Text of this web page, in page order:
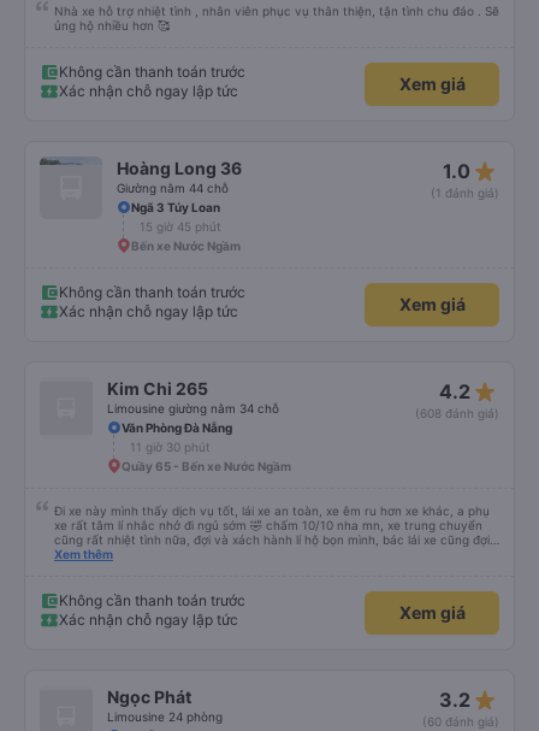
Nhà xe hỗ trợ nhiệt tình , nhân viên phục vụ thân thiện, tận tình chu đáo . Sẽ
ủng hộ nhiều hơn 🥰
Không cần thanh toán trước
Xác nhận chỗ ngay lập tức
Xem giá
Hoàng Long 36
Giường nằm 44 chỗ
1.0 star_rate
(1 đánh giá)
Ngã 3 Túy Loan
15 giờ 45 phút
Bến xe Nước Ngầm
Không cần thanh toán trước
Xác nhận chỗ ngay lập tức
Xem giá
Kim Chi 265
Limousine giường nằm 34 chỗ
4.2 star_rate
(608 đánh giá)
Văn Phòng Đà Nẵng
11 giờ 30 phút
Quầy 65 - Bến xe Nước Ngầm
Đi xe này mình thấy dịch vụ tốt, lái xe an toàn, xe êm ru hơn xe khác, a phụ
xe rất tâm lí nhắc nhở đi ngủ sớm 🤣 chấm 10/10 nha mn, xe trung chuyển
cũng rất nhiệt tình nữa, đợi và xách hành lí hộ bọn mình, bác lái xe cũng đợi
mn đi vệ sinh xong mới đi chứ ko vội vàng mắng khách như xe khác, nên đi
thấy thế
Xem thêm
Không cần thanh toán trước
Xác nhận chỗ ngay lập tức
Xem giá
Ngọc Phát
Limousine 24 phòng
3.2 star_rate
(60 đánh giá)